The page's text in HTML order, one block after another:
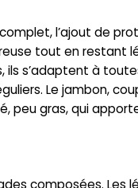
l’ajout de
tout en restant
s’adaptent à
Le jambon,
gras, qui
composées. Les